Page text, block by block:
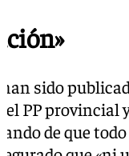
han sido
PP
de que